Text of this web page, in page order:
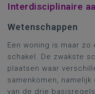
Interdisciplinaire
Wetenschappen
Een woning is maar
schakel. De zwakste
plaatsen waar
samenkomen,
van de drie